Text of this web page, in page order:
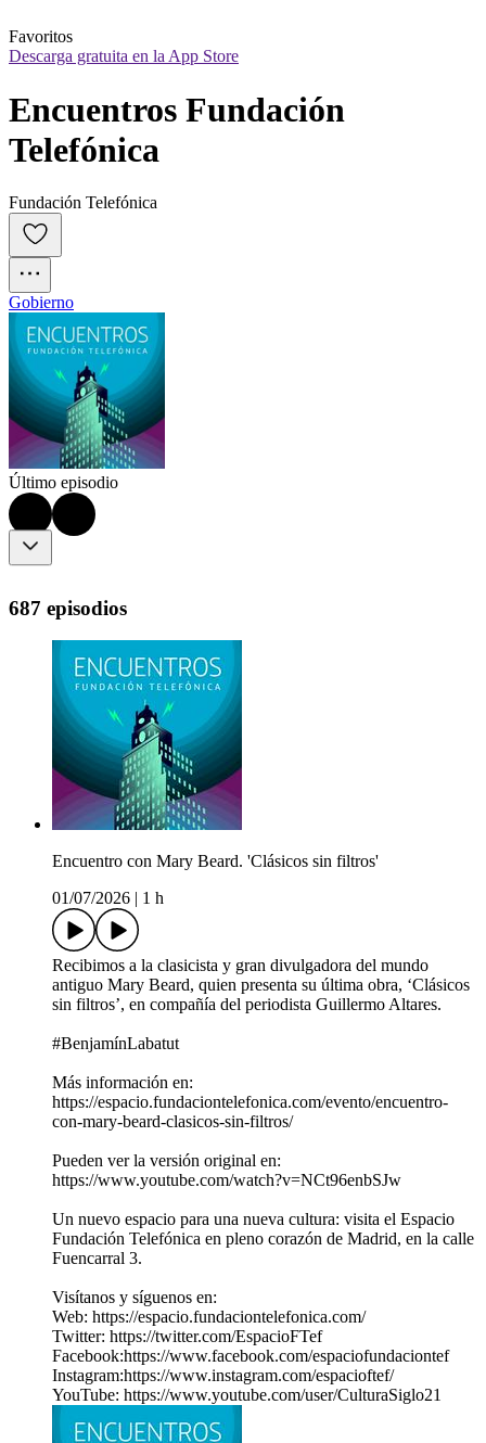
Favoritos
Descarga gratuita en la App Store
Encuentros Fundación
Telefónica
Fundación Telefónica
Gobierno
Último episodio
687 episodios
Encuentro con Mary Beard. 'Clásicos sin filtros'
01/07/2026
1 h
Recibimos a la clasicista y gran divulgadora del mundo
antiguo Mary Beard, quien presenta su última obra, ‘Clásicos
sin filtros’, en compañía del periodista Guillermo Altares.
#BenjamínLabatut
Más información en:
https://espacio.fundaciontelefonica.com/evento/encuentro-
con-mary-beard-clasicos-sin-filtros/
Pueden ver la versión original en:
https://www.youtube.com/watch?v=NCt96enbSJw
Un nuevo espacio para una nueva cultura: visita el Espacio
Fundación Telefónica en pleno corazón de Madrid, en la calle
Fuencarral 3.
Visítanos y síguenos en:
Web: https://espacio.fundaciontelefonica.com/
Twitter: https://twitter.com/EspacioFTef
Facebook:https://www.facebook.com/espaciofundaciontef
Instagram:https://www.instagram.com/espacioftef/
YouTube: https://www.youtube.com/user/CulturaSiglo21